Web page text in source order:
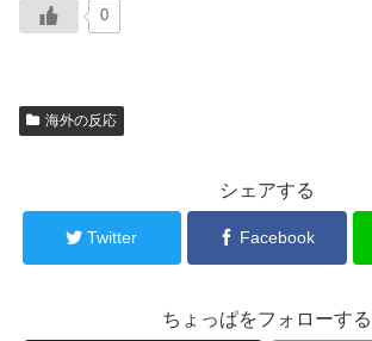
0
海外の反応
シェアする
Twitter Facebook
ちょっぱをフォローする